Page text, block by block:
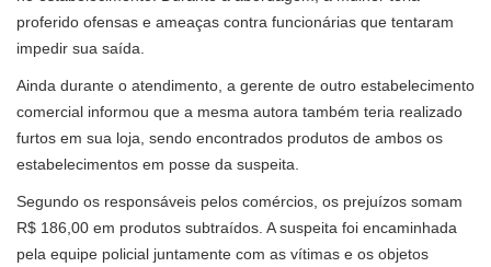
proferido ofensas e ameaças contra funcionárias que tentaram
impedir sua saída.
Ainda durante o atendimento, a gerente de outro estabelecimento
comercial informou que a mesma autora também teria realizado
furtos em sua loja, sendo encontrados produtos de ambos os
estabelecimentos em posse da suspeita.
Segundo os responsáveis pelos comércios, os prejuízos somam
R$ 186,00 em produtos subtraídos. A suspeita foi encaminhada
pela equipe policial juntamente com as vítimas e os objetos